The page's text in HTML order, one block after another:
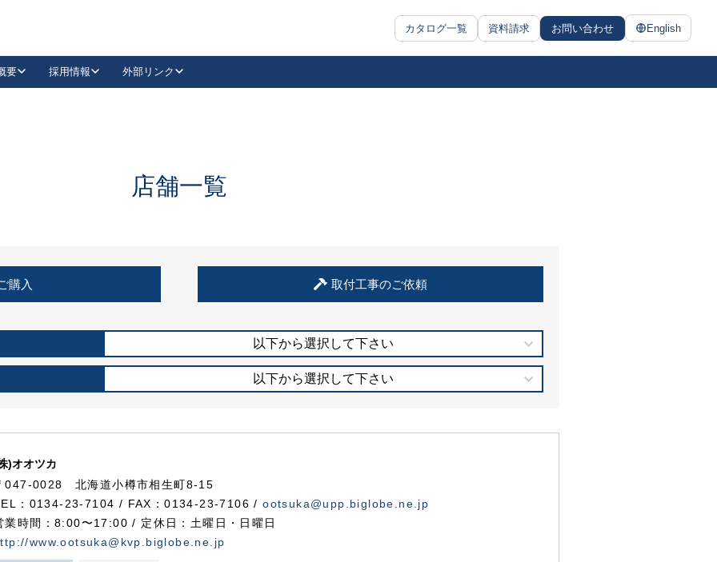
カタログ一覧 資料請求 お問い合わせ English
抗ウイルス・抗菌製品
要 採用情報 外部リンク
LinkedIn
住宅使用部材標準化推進協議会
店舗一覧
購入 取付工事のご依頼
以下から選択して下さい
以下から選択して下さい
)オオツカ
047-0028 北海道小樽市相生町8-15
：0134-23-7104 / FAX：0134-23-7106 /ootsuka@upp.biglobe.ne.jp
業時間：8:00〜17:00 / 定休日：土曜日・日曜日
www.ootsuka@kvp.biglobe.ne.jp